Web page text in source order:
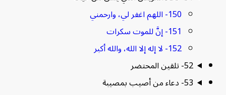
150- اللهم اغفر لي، وارحمني
151- إنَّ للموت سكرات
152- لا إله إلا الله، والله أكبر
52- تلقين المحتضر
53- دعاء من أصيب بمصيبة